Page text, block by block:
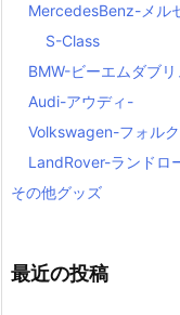
MercedesBenz-メル
S-Class
BMW-ビーエムダブ
Audi-アウディ-
Volkswagen-フォル
LandRover-ランドロ
その他グッズ
最近の投稿